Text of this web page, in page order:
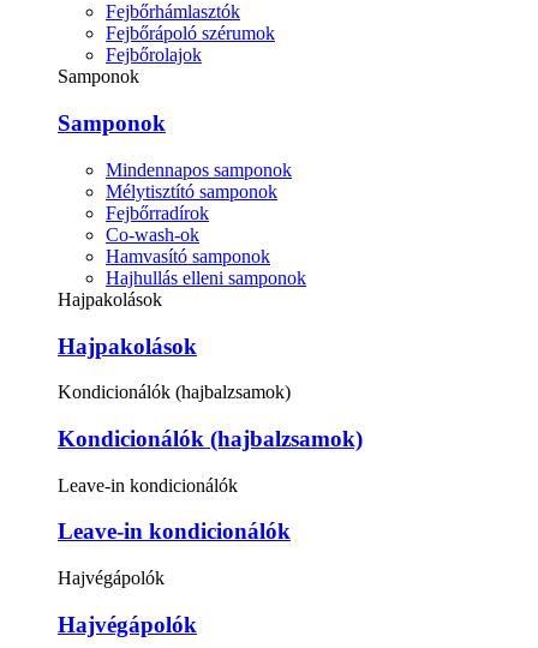
Fejbőrhámlasztók
Fejbőrápoló szérumok
Fejbőrolajok
Samponok
Samponok
Mindennapos samponok
Mélytisztító samponok
Fejbőrradírok
Co-wash-ok
Hamvasító samponok
Hajhullás elleni samponok
Hajpakolások
Hajpakolások
Kondicionálók (hajbalzsamok)
Kondicionálók (hajbalzsamok)
Leave-in kondicionálók
Leave-in kondicionálók
Hajvégápolók
Hajvégápolók